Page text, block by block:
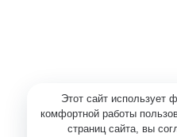
Этот сайт использует
комфортной работы
страниц сайта, вы